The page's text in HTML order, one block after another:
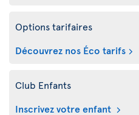
Options tarifaires
Découvrez nos Éco tarifs
Club Enfants
Inscrivez votre enfant